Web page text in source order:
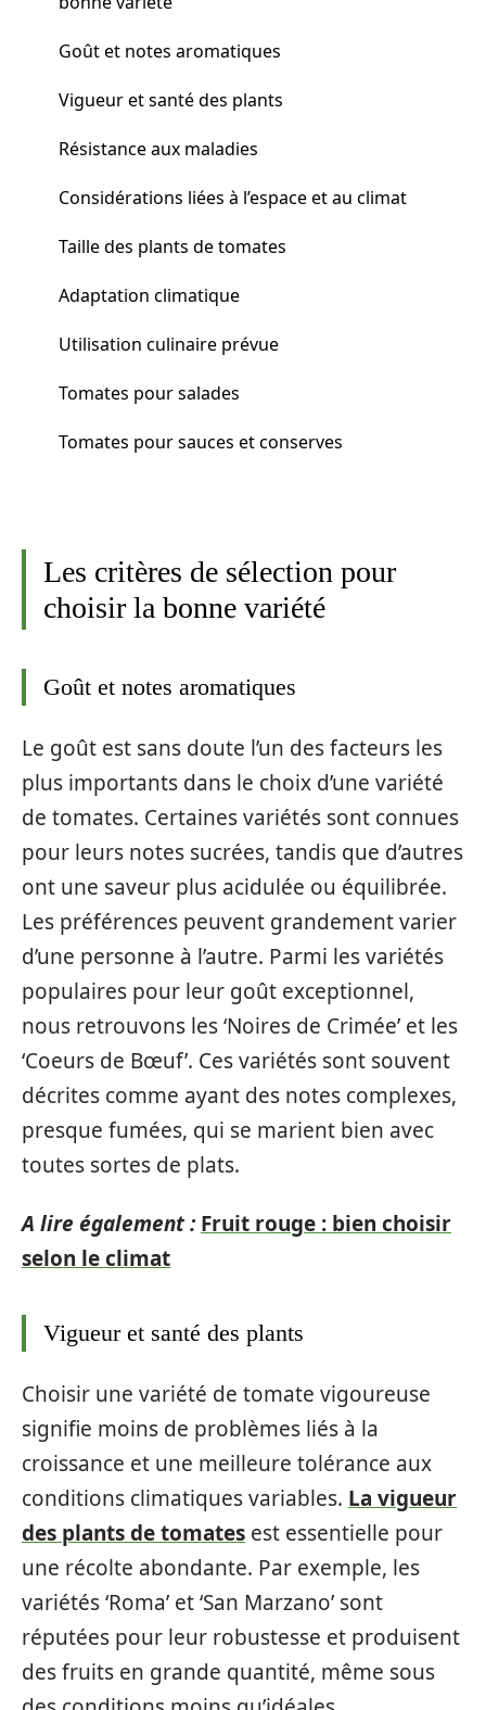
Goût et notes aromatiques
Vigueur et santé des plants
Résistance aux maladies
Considérations liées à l’espace et au climat
Taille des plants de tomates
Adaptation climatique
Utilisation culinaire prévue
Tomates pour salades
Tomates pour sauces et conserves
Les critères de sélection pour
choisir la bonne variété
Goût et notes aromatiques
Le goût est sans doute l’un des facteurs les
plus importants dans le choix d’une variété
de tomates. Certaines variétés sont connues
pour leurs notes sucrées, tandis que d’autres
ont une saveur plus acidulée ou équilibrée.
Les préférences peuvent grandement varier
d’une personne à l’autre. Parmi les variétés
populaires pour leur goût exceptionnel,
nous retrouvons les ‘Noires de Crimée’ et les
‘Coeurs de Bœuf’. Ces variétés sont souvent
décrites comme ayant des notes complexes,
presque fumées, qui se marient bien avec
toutes sortes de plats.
A lire également : Fruit rouge : bien choisir
selon le climat
Vigueur et santé des plants
Choisir une variété de tomate vigoureuse
signifie moins de problèmes liés à la
croissance et une meilleure tolérance aux
conditions climatiques variables. La vigueur
des plants de tomates est essentielle pour
une récolte abondante. Par exemple, les
variétés ‘Roma’ et ‘San Marzano’ sont
réputées pour leur robustesse et produisent
des fruits en grande quantité, même sous